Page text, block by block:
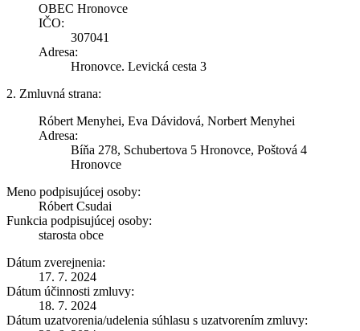
OBEC Hronovce
IČO:
307041
Adresa:
Hronovce. Levická cesta 3
2. Zmluvná strana:
Róbert Menyhei, Eva Dávidová, Norbert Menyhei
Adresa:
Bíňa 278, Schubertova 5 Hronovce, Poštová 4
Hronovce
Meno podpisujúcej osoby:
Róbert Csudai
Funkcia podpisujúcej osoby:
starosta obce
Dátum zverejnenia:
17. 7. 2024
Dátum účinnosti zmluvy:
18. 7. 2024
Dátum uzatvorenia/udelenia súhlasu s uzatvorením zmluvy: